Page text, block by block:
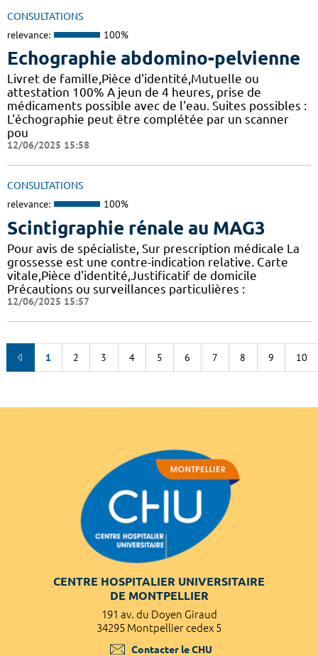
CONSULTATIONS
relevance: 100%
Echographie abdomino-pelvienne
Livret de famille,Pièce d'identité,Mutuelle ou
attestation 100% A jeun de 4 heures, prise de
médicaments possible avec de l'eau. Suites possibles :
L'échographie peut être complétée par un scanner
pou
12/06/2025 15:58
CONSULTATIONS
relevance: 100%
Scintigraphie rénale au MAG3
Pour avis de spécialiste, Sur prescription médicale La
grossesse est une contre-indication relative. Carte
vitale,Pièce d'identité,Justificatif de domicile
Précautions ou surveillances particulières :
12/06/2025 15:57
1 2 3 4 5 6 7 8 9 10
CENTRE HOSPITALIER UNIVERSITAIRE
DE MONTPELLIER
191 av. du Doyen Giraud
34295 Montpellier cedex 5
Contacter le CHU